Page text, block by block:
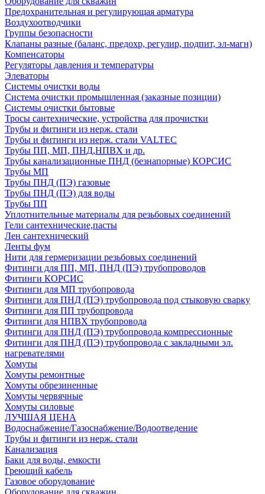
Предохранительная и регулирующая арматура
Воздухоотводчики
Группы безопасности
Клапаны разные (баланс, предохр, регулир, подпит, эл-магн)
Компенсаторы
Регуляторы давления и температуры
Элеваторы
Системы очистки воды
Система очистки промышленная (заказные позиции)
Системы очистки бытовые
Тросы сантехнические, устройства для прочистки
Трубы и фитинги из нерж. стали
Трубы и фитинги из нерж. стали VALTEC
Трубы ПП, МП, ПНД,НПВХ и др.
Трубы канализационные ПНД (безнапорные) КОРСИС
Трубы МП
Трубы ПНД (ПЭ) газовые
Трубы ПНД (ПЭ) для воды
Трубы ПП
Уплотнительные материалы для резьбовых соединений
Гели сантехнические,пасты
Лен сантехнический
Ленты фум
Нити для гермеризации резьбовых соединений
Фитинги для ПП, МП, ПНД (ПЭ) трубопроводов
Фитинги КОРСИС
Фитинги для МП трубопровода
Фитинги для ПНД (ПЭ) трубопровода под стыковую сварку
Фитинги для ПП трубопровода
Фитинги для НПВХ трубопровода
Фитинги для ПНД (ПЭ) трубопровода компрессионные
Фитинги для ПНД (ПЭ) трубопровода с закладными эл.
нагревателями
Хомуты
Хомуты ремонтные
Хомуты обрезиненные
Хомуты червячные
Хомуты силовые
ЛУЧШАЯ ЦЕНА
Водоснабжение/Газоснабжение/Водоотведение
Трубы и фитинги из нерж. стали
Канализация
Баки для воды, емкости
Греющий кабель
Газовое оборудование
Оборудование для скважин